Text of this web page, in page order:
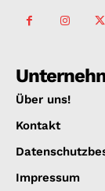
Über uns!
Kontakt
Impressum